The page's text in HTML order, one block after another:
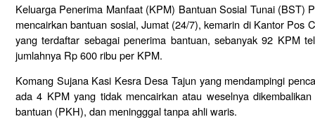
Keluarga Penerima Manfaat (KPM) Bantuan Sosial Tunai (BST)
mencairkan bantuan sosial, Jumat (24/7), kemarin di Kantor Pos
yang terdaftar sebagai penerima bantuan, sebanyak 92 KPM
jumlahnya Rp 600 ribu per KPM.
Komang Sujana Kasi Kesra Desa Tajun yang mendampingi
ada 4 KPM yang tidak mencairkan atau weselnya
bantuan (PKH), dan meningggal tanpa ahli waris.